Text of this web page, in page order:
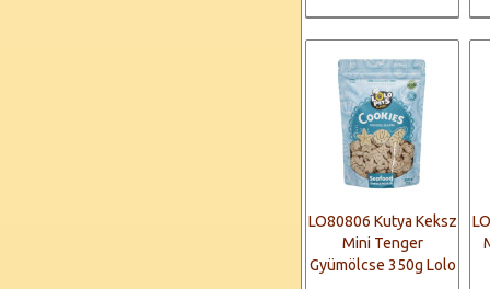
LO80806 Kutya Keksz
Mini Tenger
Gyümölcse 350g Lolo